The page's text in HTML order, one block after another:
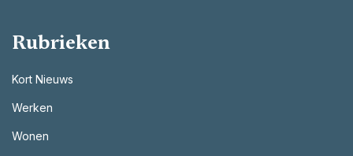
Rubrieken
Kort Nieuws
Werken
Wonen